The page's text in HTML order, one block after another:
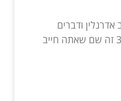
ודברים
שקשורים בביטחון כלכלי, בט 365 זה שם שאתה חייב